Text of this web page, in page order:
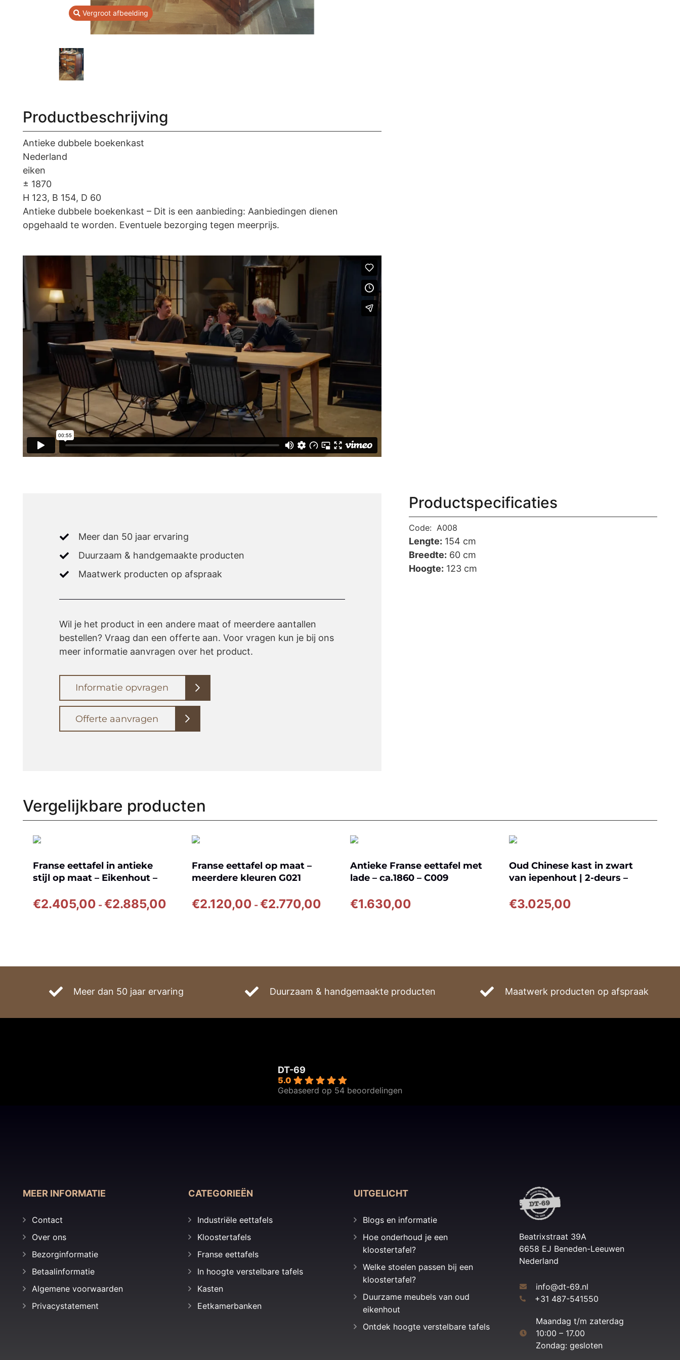
Vergroot afbeelding
Productbeschrijving
Antieke dubbele boekenkast
Nederland
eiken
± 1870
H 123, B 154, D 60
Antieke dubbele boekenkast – Dit is een aanbieding: Aanbiedingen dienen
opgehaald te worden. Eventuele bezorging tegen meerprijs.
Meer dan 50 jaar ervaring
Duurzaam & handgemaakte producten
Maatwerk producten op afspraak
Wil je het product in een andere maat of meerdere aantallen
bestellen? Vraag dan een offerte aan. Voor vragen kun je bij ons
meer informatie aanvragen over het product.
Informatie opvragen
Offerte aanvragen
Productspecificaties
Code: A008
Lengte: 154 cm
Breedte: 60 cm
Hoogte: 123 cm
Vergelijkbare producten
Franse eettafel in antieke
stijl op maat – Eikenhout –
€2.405,00 -€2.885,00 Prijsklasse:
Franse eettafel op maat –
meerdere kleuren G021
€2.120,00 - €2.770,00Prijsklasse:
Antieke Franse eettafel met
lade – ca.1860 – C009
€1.630,00
Oud Chinese kast in zwart
van iepenhout | 2-deurs –
€3.025,00
Meer dan 50 jaar ervaring Duurzaam & handgemaakte producten Maatwerk producten op afspraak
DT-69
5.0
Gebaseerd op 54 beoordelingen
MEER INFORMATIE
Contact
Over ons
Bezorginformatie
Betaalinformatie
Algemene voorwaarden
Privacystatement
CATEGORIEËN
Industriële eettafels
Kloostertafels
Franse eettafels
In hoogte verstelbare tafels
Kasten
Eetkamerbanken
UITGELICHT
Blogs en informatie
Hoe onderhoud je een
kloostertafel?
Welke stoelen passen bij een
kloostertafel?
Duurzame meubels van oud
eikenhout
Ontdek hoogte verstelbare tafels
Beatrixstraat 39A
6658 EJ Beneden-Leeuwen
Nederland
info@dt-69.nl
+31 487-541550
Maandag t/m zaterdag
10:00 – 17.00
Zondag: gesloten